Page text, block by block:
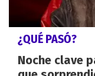
¿QUÉ PASÓ?
Noche clave